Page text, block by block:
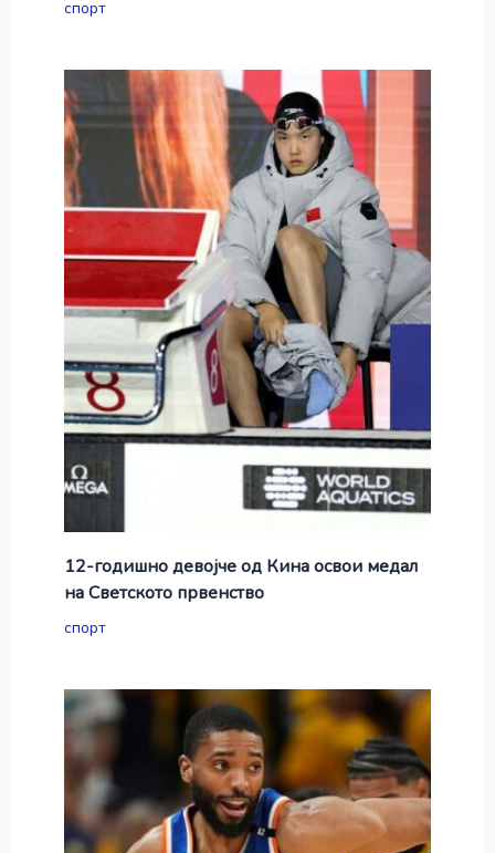
спорт
12-годишно девојче од Кина освои медал
на Светското првенство
спорт